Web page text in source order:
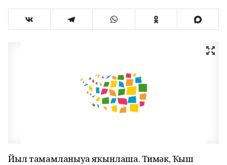
Йыл тамамланыуға яҡынлаша. Тимәк, Ҡыш